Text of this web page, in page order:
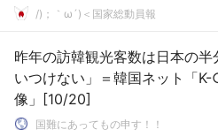
い！」福島瑞穂と辻元清美「
/)；｀ω´)＜国家総動員報
昨年の訪韓観光客数は日本の半
いつけない」＝韓国ネット「
像」[10/20]
国難にあってもの申す！！